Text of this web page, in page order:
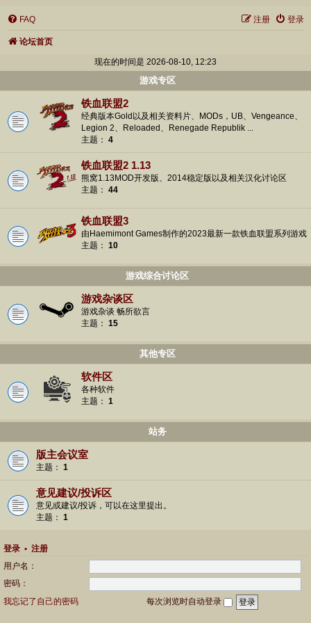
FAQ 登录
注册
论坛首页
现在的时间是 2026-08-10, 12:23
游戏专区
铁血联盟2
经典版本Gold以及相关资料片、MODs，UB、Vengeance、
Legion 2、Reloaded、Renegade Republik ...
主题： 4
铁血联盟2 1.13
熊窝1.13MOD开发版、2014稳定版以及相关汉化讨论区
主题： 44
铁血联盟3
由Haemimont Games制作的2023最新一款铁血联盟系列游戏
主题： 10
游戏综合讨论区
游戏杂谈区
游戏杂谈 畅所欲言
主题： 15
其他专区
软件区
各种软件
主题： 1
站务
版主会议室
主题： 1
意见建议/投诉区
意见或建议/投诉，可以在这里提出。
主题： 1
登录 • 注册
用户名：
密码：
我忘记了自己的密码
每次浏览时自动登录